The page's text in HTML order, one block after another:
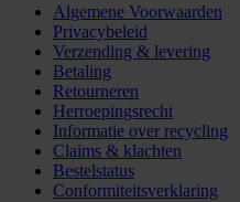
Algemene Voorwaarden
Privacybeleid
Verzending & levering
Betaling
Retourneren
Herroepingsrecht
Informatie over recycling
Claims & klachten
Bestelstatus
Conformiteitsverklaring